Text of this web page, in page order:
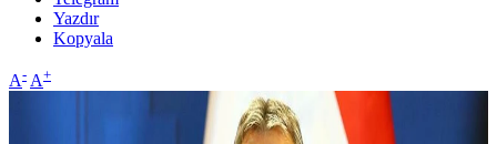
Yazdır
Kopyala
A- A+